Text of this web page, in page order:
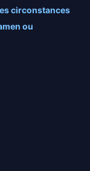
circonstances
ou